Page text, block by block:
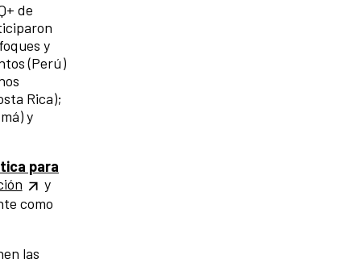
de
y
(Perú)
Rica);
y
para
y
como
las